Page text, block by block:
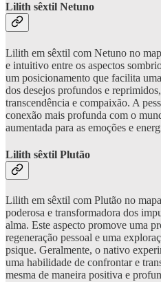
Lilith sêxtil Netuno
Lilith em sêxtil com Netuno no
e intuitivo entre os aspectos
um posicionamento que facilita
dos desejos profundos e
transcendência e compaixão. A
conexão mais profunda com o
aumentada para as emoções e
Lilith sêxtil Plutão
Lilith em sêxtil com Plutão no
poderosa e transformadora dos
alma. Este aspecto promove uma
regeneração pessoal e uma
psique. Geralmente, o nativo
uma habilidade de confrontar e
mesma de maneira positiva e